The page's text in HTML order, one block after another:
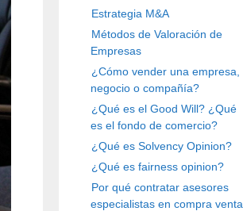
Estrategia M&A
Métodos de Valoración de
Empresas
¿Cómo vender una empresa,
negocio o compañía?
¿Qué es el Good Will? ¿Qué
es el fondo de comercio?
¿Qué es Solvency Opinion?
¿Qué es fairness opinion?
Por qué contratar asesores
especialistas en compra venta